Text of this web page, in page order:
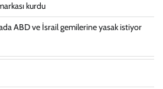
kurdu
ABD ve İsrail gemilerine yasak istiyor